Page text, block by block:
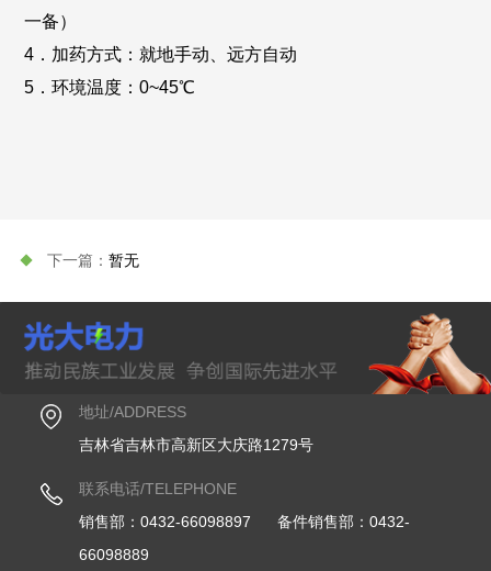
一备）
4．加药方式：就地手动、远方自动
5．环境温度：0~45℃
暂无
地址/ADDRESS
吉林省吉林市高新区大庆路1279号
联系电话/TELEPHONE
销售部：0432-66098897 备件销售部：0432-
66098889